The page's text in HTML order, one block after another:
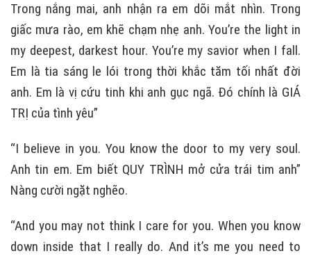
Trong nắng mai, anh nhận ra em dõi mắt nhìn. Trong
giấc mưa rào, em khẽ chạm nhẹ anh. You’re the light in
my deepest, darkest hour. You’re my savior when I fall.
Em là tia sáng le lói trong thời khắc tăm tối nhất đời
anh. Em là vị cứu tinh khi anh gục ngã. Đó chính là GIÁ
TRỊ của tình yêu”
“I believe in you. You know the door to my very soul.
Anh tin em. Em biết QUY TRÌNH mở cửa trái tim anh”
Nàng cười ngặt nghẽo.
“And you may not think I care for you. When you know
down inside that I really do. And it’s me you need to